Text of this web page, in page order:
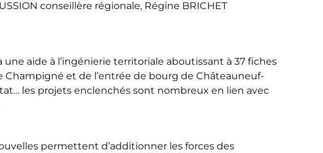
conseillère régionale, Régine BRICHET
aide à l’ingénierie territoriale aboutissant à 37 fiches
et de l’entrée de bourg de Châteauneuf-
les projets enclenchés sont nombreux en lien avec
permettent d’additionner les forces des